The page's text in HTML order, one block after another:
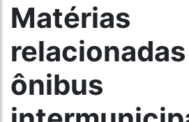
Matérias
relacionadas
ônibus